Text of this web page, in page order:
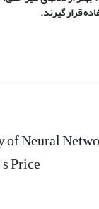
قرار گیرند.
of Neural
Price